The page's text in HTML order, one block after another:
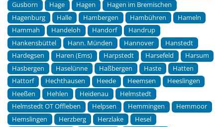
Gusborn
Hage Hagen
Hagen im Bremischen
Hagenburg
Halle Hambergen Hambühren
Hameln
Hammah
Handeloh Handorf
Handrup
Hankensbüttel
Hann. Münden Hannover
Hanstedt
Hardegsen
Haren (Ems) Harpstedt Harsefeld
Harsum
Hasbergen
Haselünne Haßbergen Haste
Hatten
Hattorf
Hechthausen Heede Heemsen
Heeslingen
Heeßen
Hehlen Heidenau
Helmstedt
Helmstedt OT Offleben
Helpsen Hemmingen
Hemmoor
Hemslingen
Herzberg Herzlake
Hesel